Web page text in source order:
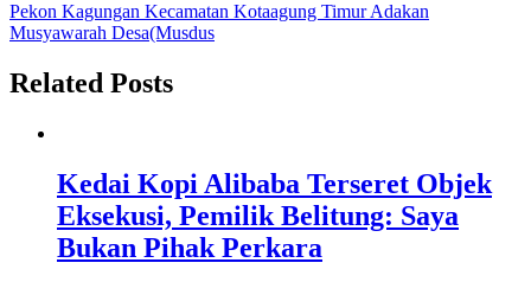
Pekon Kagungan Kecamatan Kotaagung Timur Adakan
Musyawarah Desa(Musdus
Related Posts
Kedai Kopi Alibaba Terseret Objek
Eksekusi, Pemilik Belitung: Saya
Bukan Pihak Perkara